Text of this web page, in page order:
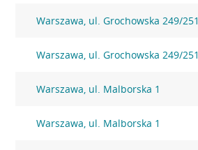
Warszawa, ul. Grochowska 249/251
Warszawa, ul. Grochowska 249/251
Warszawa, ul. Malborska 1
Warszawa, ul. Malborska 1